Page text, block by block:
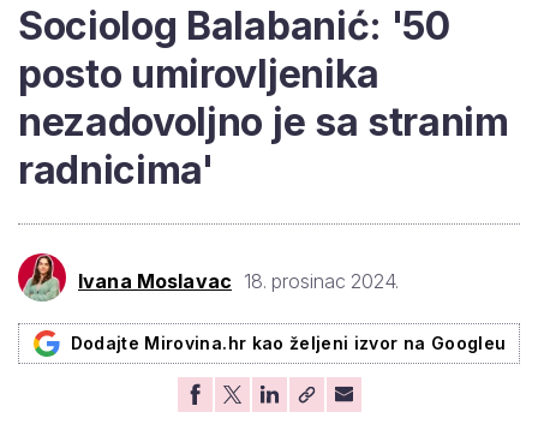
Sociolog Balabanić: '50
posto umirovljenika
nezadovoljno je sa stranim
radnicima'
Ivana Moslavac 18. prosinac 2024.
Dodajte Mirovina.hr kao željeni izvor na Googleu